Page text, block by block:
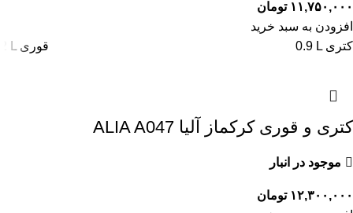
۱۱,۷۵۰,۰۰۰ تومان
افزودن به سبد خرید
0.9 L کتری
2 L قوری
کتری و قوری کرکماز آلیا ALIA A047
موجود در انبار
۱۲,۳۰۰,۰۰۰ تومان